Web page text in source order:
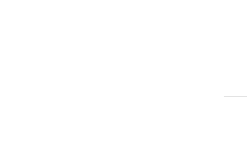
направляется на